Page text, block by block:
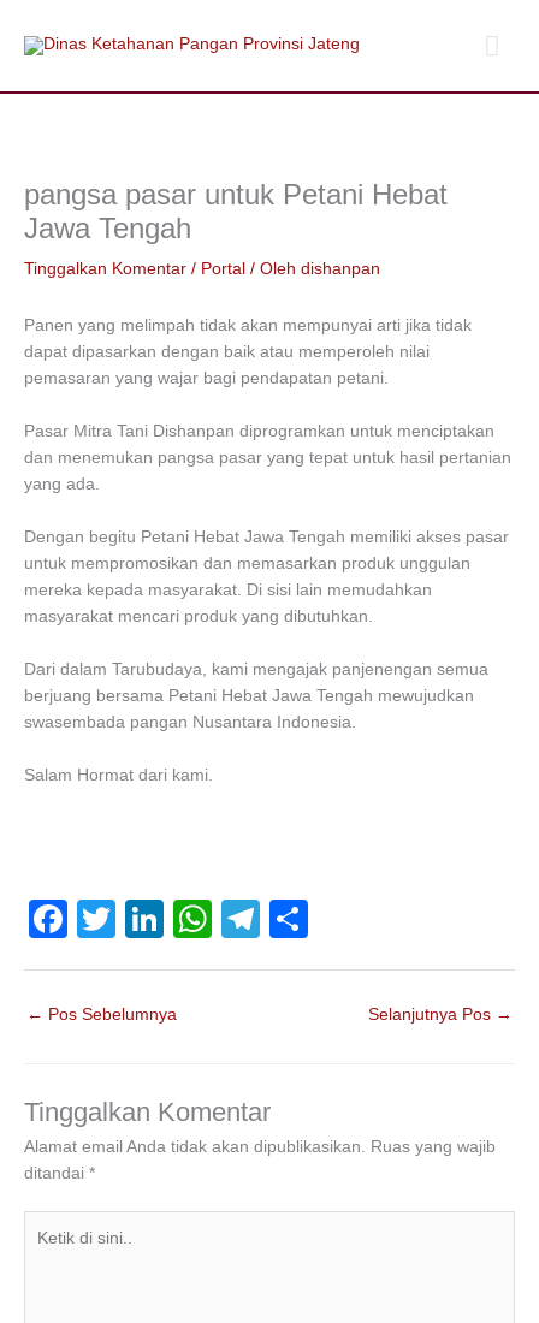
pangsa pasar untuk Petani Hebat
Jawa Tengah
Tinggalkan Komentar / Portal / Oleh dishanpan
Panen yang melimpah tidak akan mempunyai arti jika tidak
dapat dipasarkan dengan baik atau memperoleh nilai
pemasaran yang wajar bagi pendapatan petani.
Pasar Mitra Tani Dishanpan diprogramkan untuk menciptakan
dan menemukan pangsa pasar yang tepat untuk hasil pertanian
yang ada.
Dengan begitu Petani Hebat Jawa Tengah memiliki akses pasar
untuk mempromosikan dan memasarkan produk unggulan
mereka kepada masyarakat. Di sisi lain memudahkan
masyarakat mencari produk yang dibutuhkan.
Dari dalam Tarubudaya, kami mengajak panjenengan semua
berjuang bersama Petani Hebat Jawa Tengah mewujudkan
swasembada pangan Nusantara Indonesia.
Salam Hormat dari kami.
F
a
c
e
o
o
k
T
wi
tt
er
Li
n
e
n
W
h
p
p
T
el
m
h
← Pos Sebelumnya Selanjutnya Pos →
Tinggalkan Komentar
Alamat email Anda tidak akan dipublikasikan.
Ruas yang wajib
ditandai *